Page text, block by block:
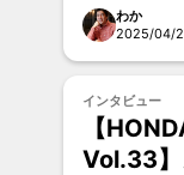
表 梅村
わか
2025/04/
インタビュー
【
Vol.33